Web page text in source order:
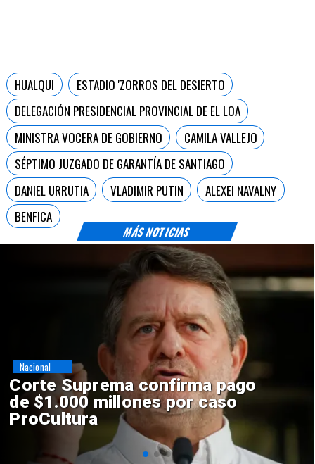
MÁS NOTICIAS
HUALQUI
ESTADIO 'ZORROS DEL DESIERTO
DELEGACIÓN PRESIDENCIAL PROVINCIAL DE EL LOA
MINISTRA VOCERA DE GOBIERNO
CAMILA VALLEJO
SÉPTIMO JUZGADO DE GARANTÍA DE SANTIAGO
DANIEL URRUTIA
VLADIMIR PUTIN
ALEXEI NAVALNY
BENFICA
Codelco suspende
construcción de Andes Norte
en El Teniente por riesgos
sísmicos
Nacional